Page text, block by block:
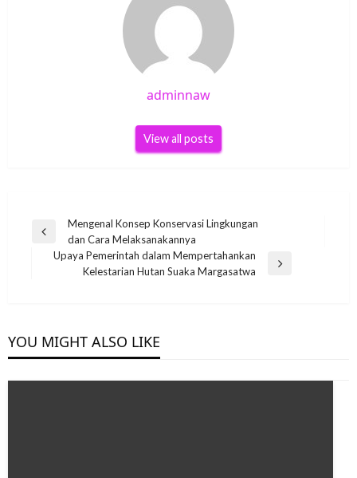
adminnaw
View all posts
Post
navigation
Previous
Mengenal Konsep Konservasi Lingkungan
dan Cara Melaksanakannya
Upaya Pemerintah dalam Mempertahankan
Kelestarian Hutan Suaka Margasatwa
YOU MIGHT ALSO LIKE